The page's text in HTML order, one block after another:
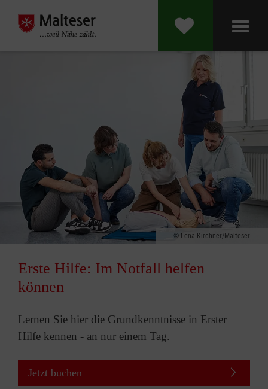
Lena Kirchner/Malteser
Erste Hilfe: Im Notfall helfen
können
Lernen Sie hier die Grundkenntnisse in Erster
Hilfe kennen - an nur einem Tag.
Jetzt buchen